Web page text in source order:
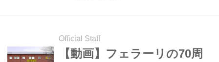
Official Staff
【動画】フェラーリの70周